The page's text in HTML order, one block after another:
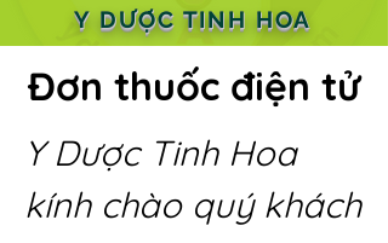
Y DƯỢC TINH HOA
Đơn thuốc điện tử
Y Dược Tinh Hoa
kính chào quý khách